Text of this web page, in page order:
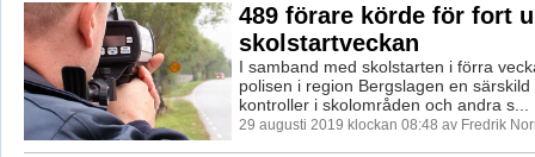
489 förare körde för fort
skolstartveckan
I samband med skolstarten i förra
polisen i region Bergslagen en
kontroller i skolområden och andra s...
29 augusti 2019 klockan 08:48 av Fredrik